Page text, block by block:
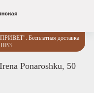
Бесплатная доставка
ПВЗ.
Ponaroshku, 50